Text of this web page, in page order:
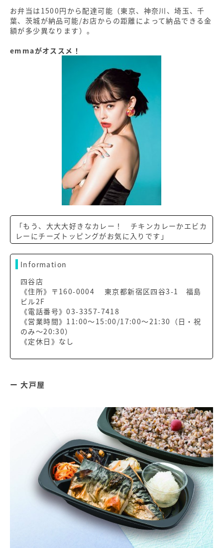
お弁当は1500円から配達可能（東京、神奈川、埼玉、千
葉、茨城が納品可能/お店からの距離によって納品できる金
額が多少異なります）。
emmaがオススメ！
「もう、大大大好きなカレー！ チキンカレーかエビカ
レーにチーズトッピングがお気に入りです」
Information
四谷店
《住所》〒160-0004 東京都新宿区四谷3-1 福島
ビル2F
《電話番号》03-3357-7418
《営業時間》11:00～15:00/17:00～21:30（日・祝
のみ～20:30）
《定休日》なし
大戸屋